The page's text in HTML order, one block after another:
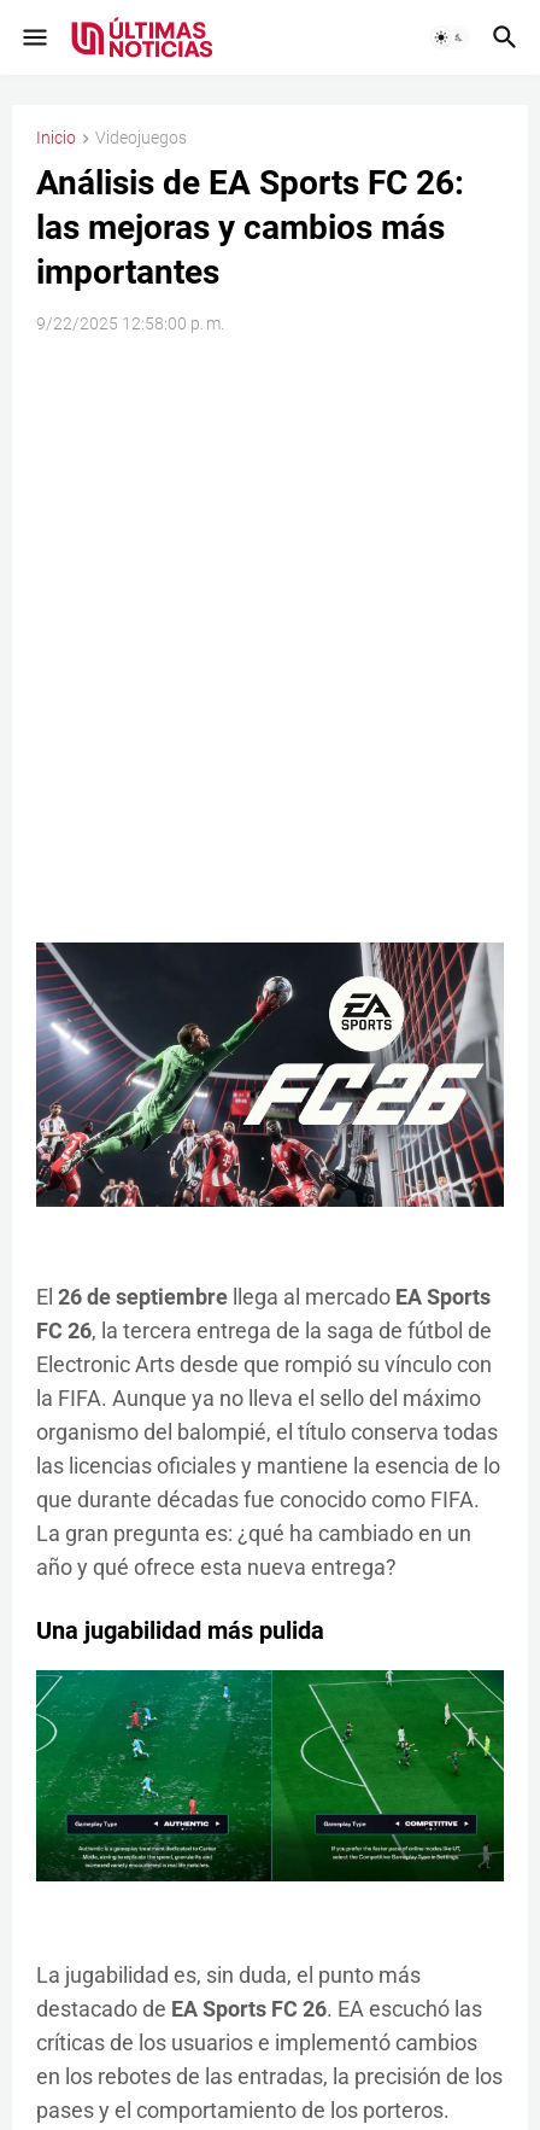
Inicio Videojuegos
Análisis de EA Sports FC 26:
las mejoras y cambios más
importantes
9/22/2025 12:58:00 p. m.
El 26 de septiembre llega al mercado EA Sports
FC 26, la tercera entrega de la saga de fútbol de
Electronic Arts desde que rompió su vínculo con
la FIFA. Aunque ya no lleva el sello del máximo
organismo del balompié, el título conserva todas
las licencias oficiales y mantiene la esencia de lo
que durante décadas fue conocido como FIFA.
La gran pregunta es: ¿qué ha cambiado en un
año y qué ofrece esta nueva entrega?
Una jugabilidad más pulida
La jugabilidad es, sin duda, el punto más
destacado de EA Sports FC 26. EA escuchó las
críticas de los usuarios e implementó cambios
en los rebotes de las entradas, la precisión de los
pases y el comportamiento de los porteros.